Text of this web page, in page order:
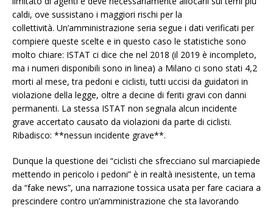
caldi, ove sussistano i maggiori rischi per la
collettività. Un’amministrazione seria segue i dati verificati per
compiere queste scelte e in questo caso le statistiche sono
molto chiare: ISTAT ci dice che nel 2018 (il 2019 è incompleto,
ma i numeri disponibili sono in linea) a Milano ci sono stati 4,2
morti al mese, tra pedoni e ciclisti, tutti uccisi da guidatori in
violazione della legge, oltre a decine di feriti gravi con danni
permanenti. La stessa ISTAT non segnala alcun incidente
grave accertato causato da violazioni da parte di ciclisti.
Ribadisco: **nessun incidente grave**.
Dunque la questione dei “ciclisti che sfrecciano sul marciapiede
mettendo in pericolo i pedoni” è in realtà inesistente, un tema
da “fake news”, una narrazione tossica usata per fare caciara a
prescindere contro un’amministrazione che sta lavorando